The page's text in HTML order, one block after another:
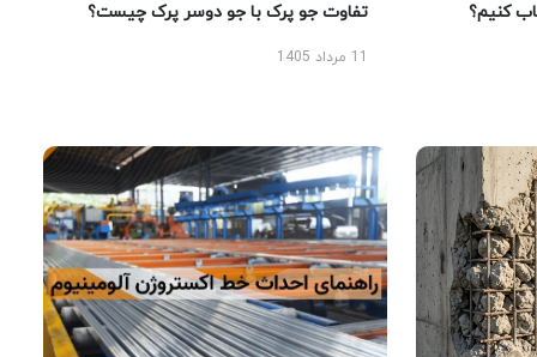
کنیم؟ تفاوت جو پرک با جو دوسر پرک چیست؟